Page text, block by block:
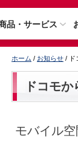
品・サービス
ホーム / お知らせ / ド
ドコモ
モバイル